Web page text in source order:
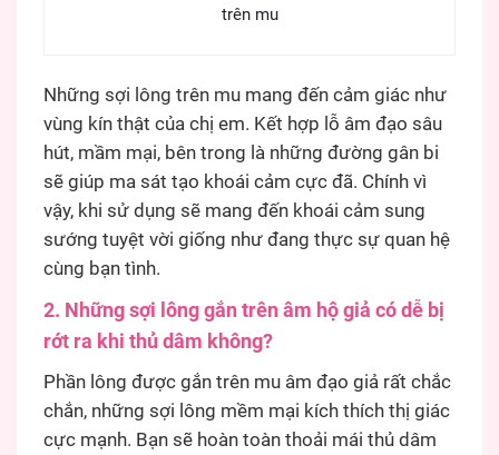
trên mu
Những sợi lông trên mu mang đến cảm giác như
vùng kín thật của chị em. Kết hợp lỗ âm đạo sâu
hút, mầm mại, bên trong là những đường gân bi
sẽ giúp ma sát tạo khoái cảm cực đã. Chính vì
vậy, khi sử dụng sẽ mang đến khoái cảm sung
sướng tuyệt vời giống như đang thực sự quan hệ
cùng bạn tình.
2. Những sợi lông gắn trên âm hộ giả có dễ bị
rớt ra khi thủ dâm không?
Phần lông được gắn trên mu âm đạo giả rất chắc
chắn, những sợi lông mềm mại kích thích thị giác
cực mạnh. Bạn sẽ hoàn toàn thoải mái thủ dâm